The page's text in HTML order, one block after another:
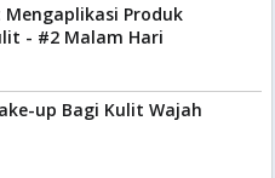
Produk
- #2 Malam Hari
up Bagi Kulit Wajah